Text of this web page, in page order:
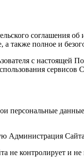
соглашения
также полное и
с
сервисов
персональные
контролирует и